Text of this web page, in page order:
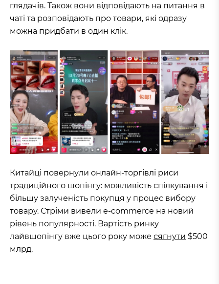
глядачів. Також вони відповідають на питання в
чаті та розповідають про товари, які одразу
можна придбати в один клік.
Китайці повернули онлайн-торгівлі риси
традиційного шопінгу: можливість спілкування і
більшу залученість покупця у процес вибору
товару. Стріми вивели e-commerce на новий
рівень популярності. Вартість ринку
лайвшопінгу вже цього року може сягнути $500
млрд.